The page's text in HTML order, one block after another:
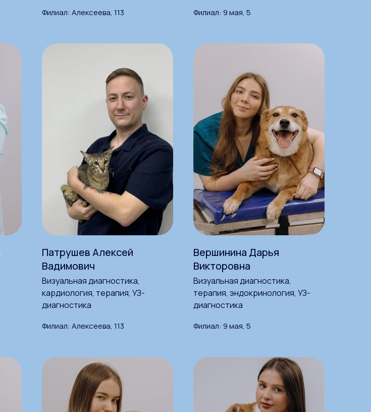
Филиал: Алексеева, 113 Филиал: 9 мая, 5
Патрушев Алексей
Вадимович
Визуальная диагностика,
кардиология, терапия, УЗ-
диагностика
Филиал: Алексеева, 113
Вершинина Дарья
Викторовна
Визуальная диагностика,
терапия, эндокринология, УЗ-
диагностика
Филиал: 9 мая, 5